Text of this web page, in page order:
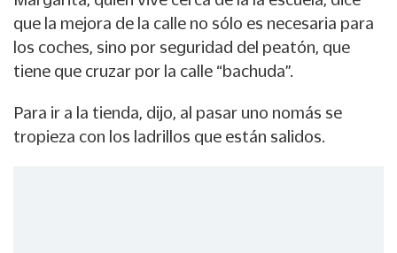
que la mejora de la calle no sólo es necesaria para
los coches, sino por seguridad del peatón, que
tiene que cruzar por la calle “bachuda”.
Para ir a la tienda, dijo, al pasar uno nomás se
tropieza con los ladrillos que están salidos.